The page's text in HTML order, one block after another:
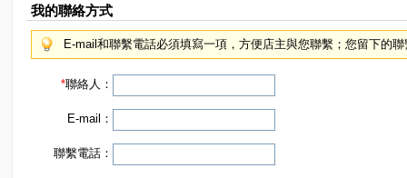
我的聯絡方式
E-mail和聯繫電話必須填寫一項，方便店主與您聯繫；您留下的
*聯絡人：
E-mail：
聯繫電話：